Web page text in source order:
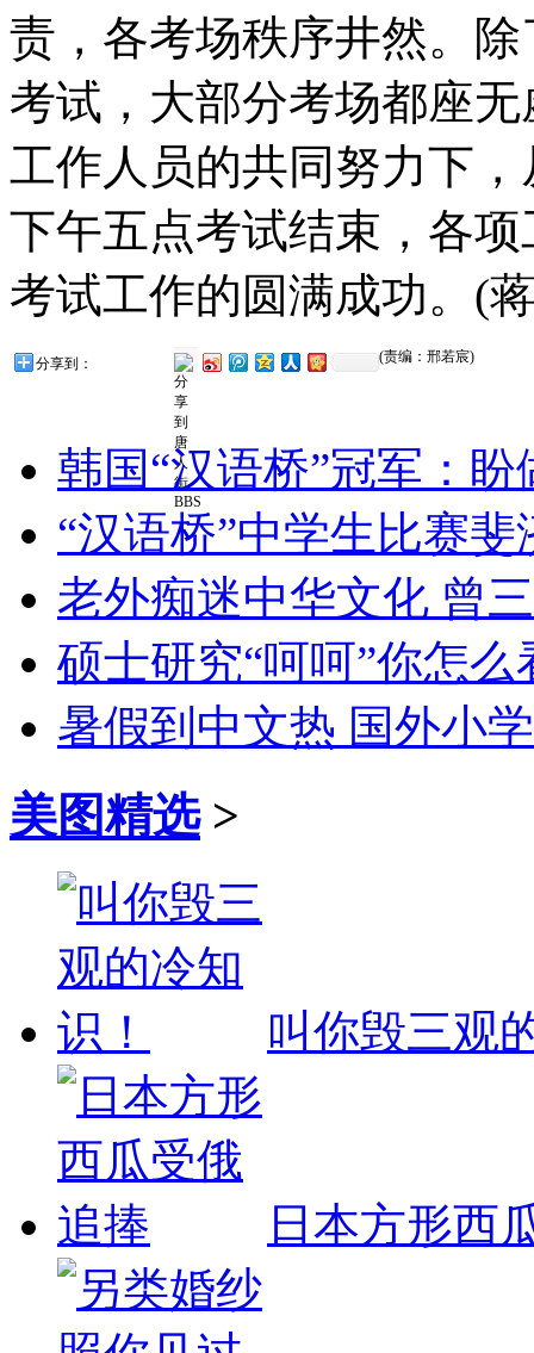
责，各考场秩序井然。
考试，大部分考场都座
工作人员的共同努力下
下午五点考试结束，各
考试工作的圆满成功。(
分享到： (责编：邢若宸)
韩国“汉语桥”冠军：
“汉语桥”中学生比赛
老外痴迷中华文化 曾
硕士研究“呵呵”你怎么
暑假到中文热 国外小
美图精选>
叫你毁三观
日本方形西